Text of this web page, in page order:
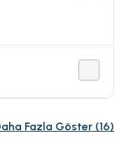
Fazla Göster (16)